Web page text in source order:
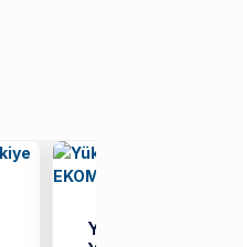
Yükseköğretimde